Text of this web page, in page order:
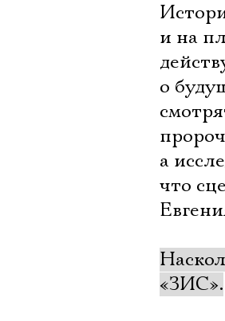
и на
о
а
что
«ЗИС».